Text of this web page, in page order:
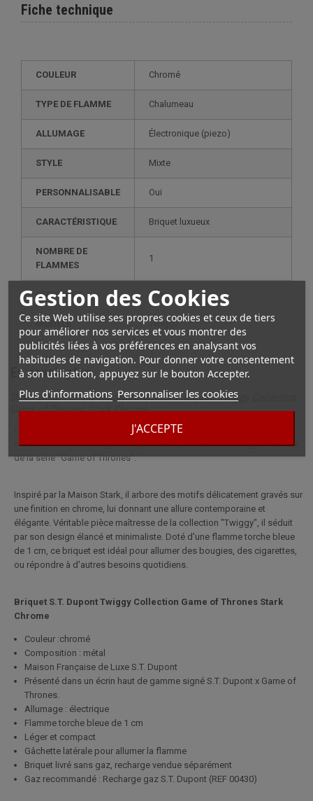
Gestion des Cookies
Ce site Web utilise ses propres cookies et ceux de tiers
pour améliorer nos services et vous montrer des
publicités liées à vos préférences en analysant vos
habitudes de navigation. Pour donner votre consentement
à son utilisation, appuyez sur le bouton Accepter.
Plus d'informations Personnaliser les cookies
J'ACCEPTE
Fiche technique
COULEUR Chromé
TYPE DE FLAMME Chalumeau
ALLUMAGE électronique (piezo)
STYLE mixte
PERSONNALISABLE oui
CARACTÉRISTIQUE briquet luxueux
NOMBRE DE
FLAMMES
1
RECHARGE gaz
MODÈLE twiggy
En savoir plus
Description complète pour Briquet S.T. Dupont Twiggy Collection
Game of Thrones Stark Chrome
Le briquet S.T. Dupont Twiggy Game of Thrones Stark Chrome est un
modèle à la fois distingué et sophistiqué, rendant hommage à l'univers
de la série "Game of Thrones".
Inspiré par la Maison Stark, il arbore des motifs délicatement gravés sur
une finition en chrome, lui donnant une allure contemporaine et
élégante. Véritable pièce maîtresse de la collection "Twiggy", il séduit
par son design élancé et minimaliste. Doté d'une flamme torche bleue
de 1 cm, ce briquet est idéal pour allumer des bougies, des cigarettes,
ou répondre à d'autres besoins quotidiens.
Briquet S.T. Dupont Twiggy Collection Game of Thrones Stark
Chrome
Couleur :chromé
Composition : métal
Maison Française de Luxe S.T. Dupont
Présenté dans un écrin haut de gamme signé S.T. Dupont x Game of
Thrones.
Allumage : électrique
Flamme torche bleue de 1 cm
Léger et compact
Gâchette latérale pour allumer la flamme
Briquet livré sans gaz, recharge vendue séparément
Gaz recommandé : Recharge gaz S.T. Dupont (REF 00430)